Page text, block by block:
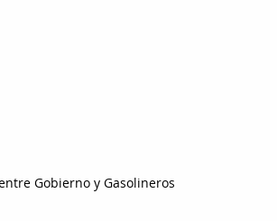
Gobierno y Gasolineros